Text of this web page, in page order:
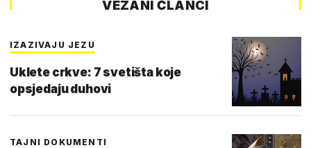
VEZANI ČLANCI
IZAZIVAJU JEZU
Uklete crkve: 7 svetišta koje
opsjedaju duhovi
TAJNI DOKUMENTI